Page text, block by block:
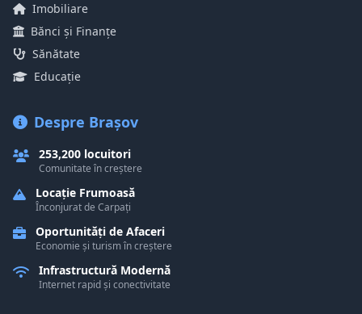
Imobiliare
Bănci și Finanțe
Sănătate
Educație
Despre Brașov
253,200 locuitori
Comunitate în creștere
Locație Frumoasă
Înconjurat de Carpați
Oportunități de Afaceri
Economie și turism în creștere
Infrastructură Modernă
Internet rapid și conectivitate